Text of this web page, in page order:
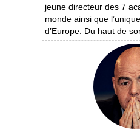
jeune directeur des 7
monde ainsi que
d’Europe. Du haut de